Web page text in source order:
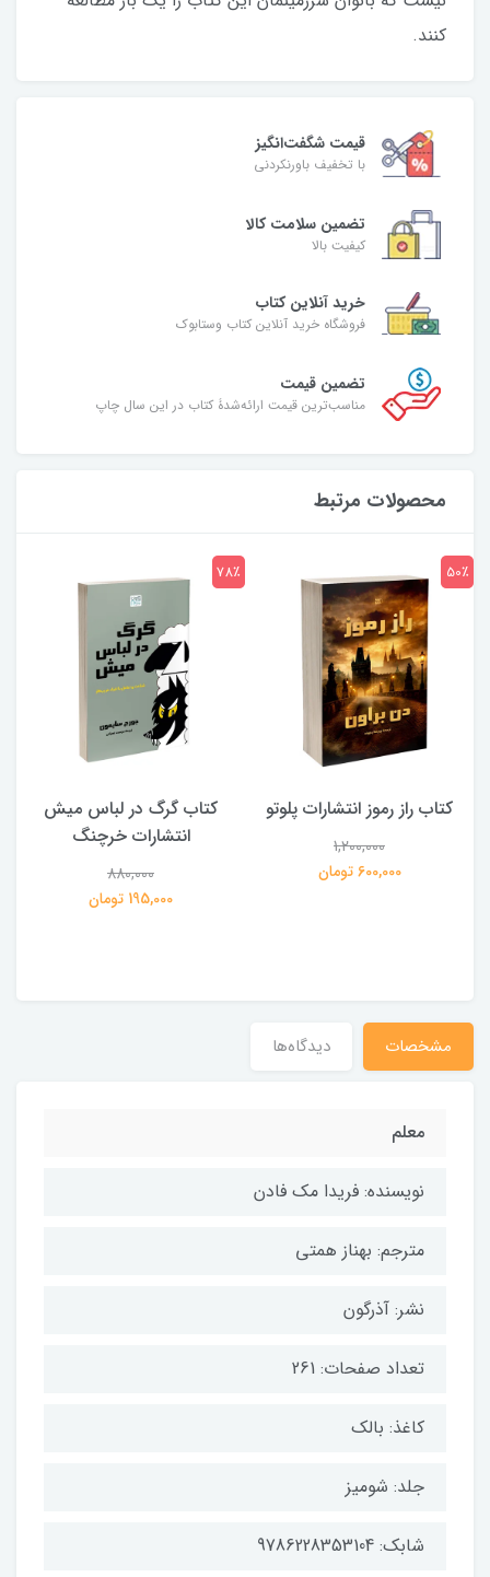
کنند.
قیمت شگفت‌انگیز
با تخفیف باورنکردنی
تضمین سلامت کالا
کیفیت بالا
خرید آنلاین کتاب
فروشگاه خرید آنلاین کتاب وستابوک
تضمین قیمت
مناسب‌ترین قیمت ارائه‌شدۀ کتاب در این سال چاپ
محصولات مرتبط
کتاب راز رموز انتشارات پلوتو
1,200,000
600,000 تومان
50٪
کتاب گرگ در لباس میش
انتشارات خرچنگ
880,000
195,000 تومان
78٪
مشخصات دیدگاه‌ها
معلم
نویسنده: فریدا مک فادن
مترجم: بهناز همتی
نشر: آذرگون
تعداد صفحات: 261
کاغذ: بالک
جلد: شومیز
شابک: 9786228353104